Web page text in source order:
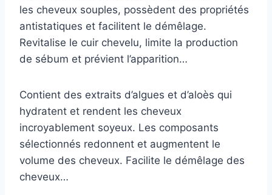
les cheveux souples, possèdent des propriétés
antistatiques et facilitent le démêlage.
Revitalise le cuir chevelu, limite la production
de sébum et prévient l’apparition…
Contient des extraits d’algues et d’aloès qui
hydratent et rendent les cheveux
incroyablement soyeux. Les composants
sélectionnés redonnent et augmentent le
volume des cheveux. Facilite le démêlage des
cheveux…